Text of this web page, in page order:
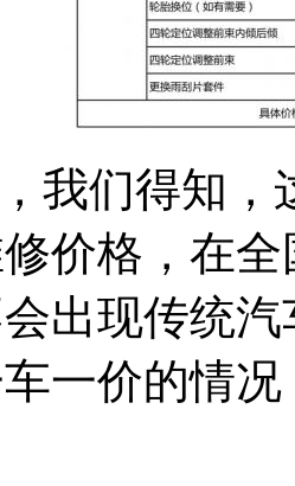
我们得知，
价格，在
出现传统
一价的情